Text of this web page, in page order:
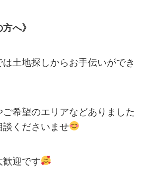
へ》
は土地探しからお手伝いができ
希望のエリアなどありました
談くださいませ
歓迎です